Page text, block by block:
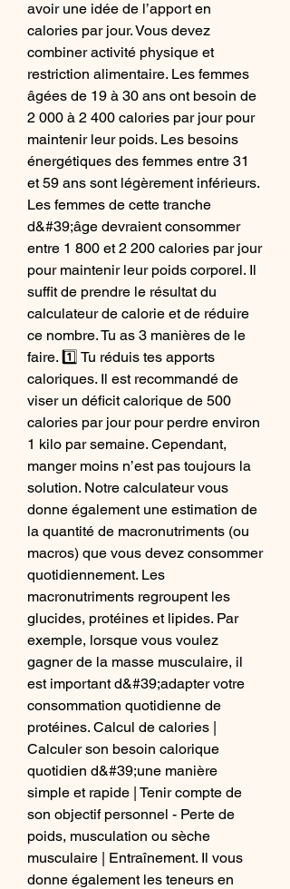
avoir une idée de l’apport en
calories par jour. Vous devez
combiner activité physique et
restriction alimentaire. Les femmes
âgées de 19 à 30 ans ont besoin de
2 000 à 2 400 calories par jour pour
maintenir leur poids. Les besoins
énergétiques des femmes entre 31
et 59 ans sont légèrement inférieurs.
Les femmes de cette tranche
d&#39;âge devraient consommer
entre 1 800 et 2 200 calories par jour
pour maintenir leur poids corporel. Il
suffit de prendre le résultat du
calculateur de calorie et de réduire
ce nombre. Tu as 3 manières de le
faire. 1️⃣ Tu réduis tes apports
caloriques. Il est recommandé de
viser un déficit calorique de 500
calories par jour pour perdre environ
1 kilo par semaine. Cependant,
manger moins n’est pas toujours la
solution. Notre calculateur vous
donne également une estimation de
la quantité de macronutriments (ou
macros) que vous devez consommer
quotidiennement. Les
macronutriments regroupent les
glucides, protéines et lipides. Par
exemple, lorsque vous voulez
gagner de la masse musculaire, il
est important d&#39;adapter votre
consommation quotidienne de
protéines. Calcul de calories |
Calculer son besoin calorique
quotidien d&#39;une manière
simple et rapide | Tenir compte de
son objectif personnel - Perte de
poids, musculation ou sèche
musculaire | Entraînement. Il vous
donne également les teneurs en